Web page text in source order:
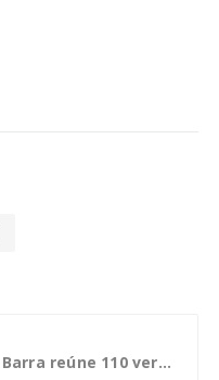
Democracia Ativa em Barra reúne 110 vereadores e bate recorde de público